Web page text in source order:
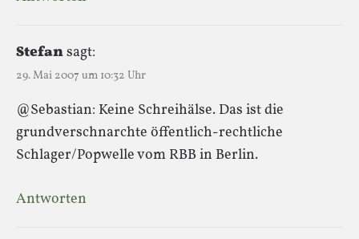
Stefansagt:
29. Mai 2007 um 10:32 Uhr
@Sebastian: Keine Schreihälse. Das ist die
grundverschnarchte öffentlich-rechtliche
Schlager/Popwelle vom RBB in Berlin.
Antworten